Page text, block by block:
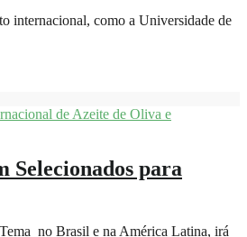
internacional, como a Universidade de
para
no Brasil e na América Latina, irá